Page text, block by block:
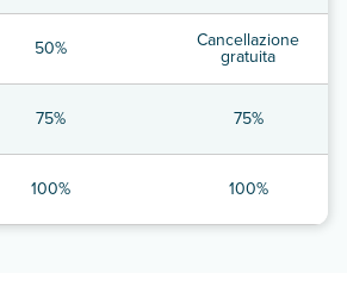
50% Cancellazione
gratuita
75% 75%
100% 100%